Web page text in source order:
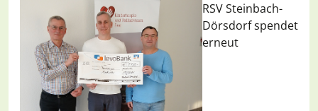
RSV Steinbach-
Dörsdorf spendet
erneut